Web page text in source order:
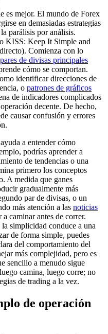
es mejor. El mundo de Forex
en demasiadas estrategias
parálisis por análisis.
KISS: Keep It Simple and
Comienza con lo
pares de divisas principales
cómo se comportan.
identificar direcciones de
o patrones de gráficos
de indicadores complicados
decente. De hecho,
causar confusión y errores
a entender cómo
podrías aprender a
de tendencias o una
primero los conceptos
A medida que ganes
gradualmente más
par de divisas, o un
más atención a las noticias
caminar antes de correr.
simplicidad conduce a una
de forma simple, puedes
del comportamiento del
más complejidad, pero es
sencillo a menudo sigue
camina, luego corre; no
de trading a la vez.
de operación